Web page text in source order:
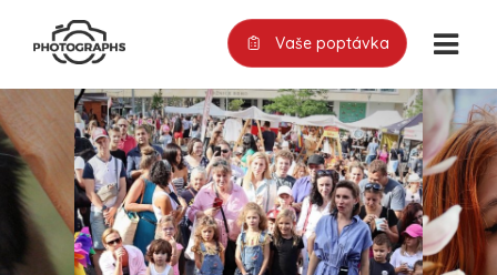
Vaše poptávka